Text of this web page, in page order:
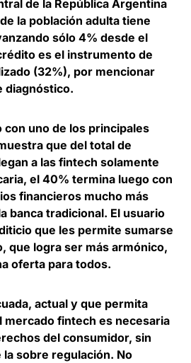
de la República Argentina
la población adulta tiene
sólo 4% desde el
es el instrumento de
(32%), por mencionar
diagnóstico.
con uno de los principales
que del total de
a las fintech solamente
el 40% termina luego con
financieros mucho más
banca tradicional. El usuario
que les permite sumarse
que logra ser más armónico,
oferta para todos.
actual y que permita
fintech es necesaria
del consumidor, sin
la sobre regulación. No